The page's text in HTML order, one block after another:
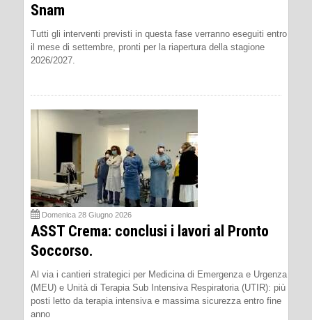
Snam
Tutti gli interventi previsti in questa fase verranno eseguiti entro
il mese di settembre, pronti per la riapertura della stagione
2026/2027.
Domenica 28 Giugno 2026
ASST Crema: conclusi i lavori al Pronto
Soccorso.
Al via i cantieri strategici per Medicina di Emergenza e Urgenza
(MEU) e Unità di Terapia Sub Intensiva Respiratoria (UTIR): più
posti letto da terapia intensiva e massima sicurezza entro fine
anno